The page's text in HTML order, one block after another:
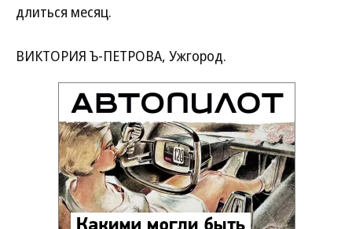
длиться месяц.
ВИКТОРИЯ Ъ-ПЕТРОВА, Ужгород.